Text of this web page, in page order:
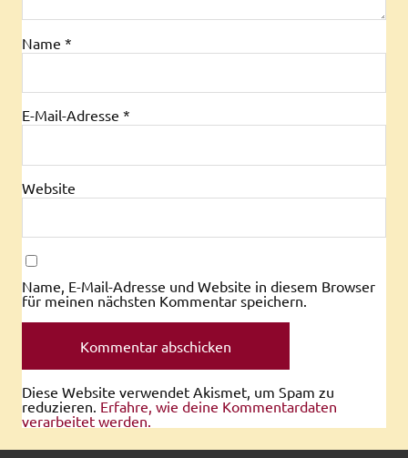
Name *
E-Mail-Adresse *
Website
Name, E-Mail-Adresse und Website in diesem Browser
für meinen nächsten Kommentar speichern.
Diese Website verwendet Akismet, um Spam zu
reduzieren. Erfahre, wie deine Kommentardaten
verarbeitet werden.